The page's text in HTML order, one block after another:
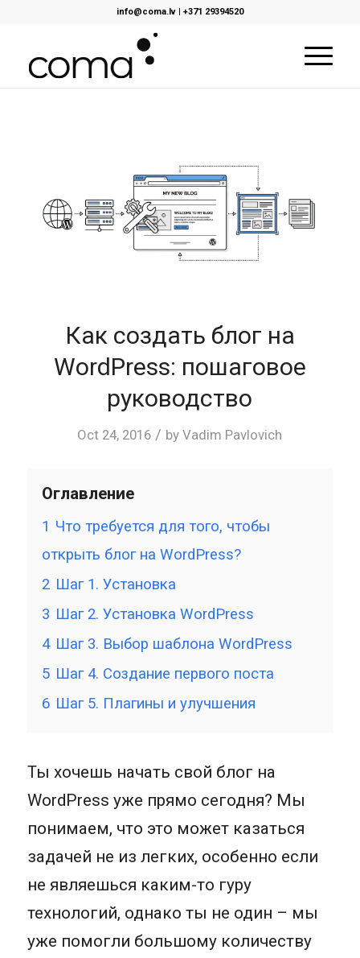
info@coma.lv| +371 29394520
Как создать блог на
WordPress: пошаговое
руководство
Oct 24, 2016 / byVadim Pavlovich
Оглавление
1 Что требуется для того, чтобы
открыть блог на WordPress?
2 Шаг 1. Установка
3 Шаг 2. Установка WordPress
4 Шаг 3. Выбор шаблона WordPress
5 Шаг 4. Создание первого поста
6 Шаг 5. Плагины и улучшения
Ты хочешь начать свой блог на
WordPress уже прямо сегодня? Мы
понимаем, что это может казаться
задачей не из легких, особенно если
не являешься каким-то гуру
технологий, однако ты не один – мы
уже помогли большому количеству